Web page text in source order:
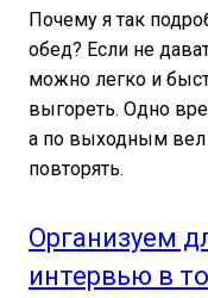
Почему я так
обед? Если не
можно легко и
выгореть. Одно
а по выходным
повторять.
Организуем
интервью в